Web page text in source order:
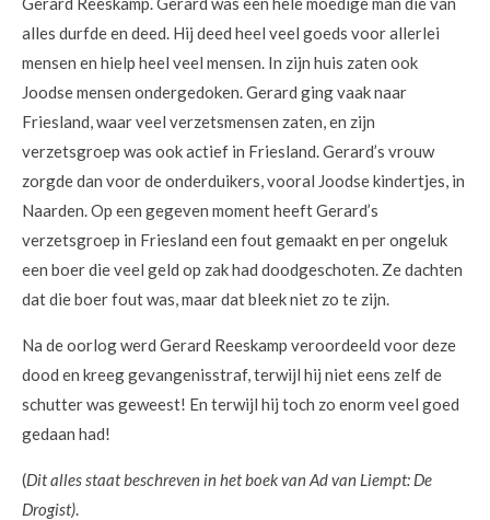
alles durfde en deed. Hij deed heel veel goeds voor allerlei
mensen en hielp heel veel mensen. In zijn huis zaten ook
Joodse mensen ondergedoken. Gerard ging vaak naar
Friesland, waar veel verzetsmensen zaten, en zijn
verzetsgroep was ook actief in Friesland. Gerard’s vrouw
zorgde dan voor de onderduikers, vooral Joodse kindertjes, in
Naarden. Op een gegeven moment heeft Gerard’s
verzetsgroep in Friesland een fout gemaakt en per ongeluk
een boer die veel geld op zak had doodgeschoten. Ze dachten
dat die boer fout was, maar dat bleek niet zo te zijn.
Na de oorlog werd Gerard Reeskamp veroordeeld voor deze
dood en kreeg gevangenisstraf, terwijl hij niet eens zelf de
schutter was geweest! En terwijl hij toch zo enorm veel goed
gedaan had!
(Dit alles staat beschreven in het boek van Ad van Liempt: De
Drogist)